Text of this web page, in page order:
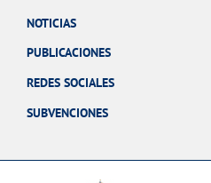
NOTICIAS
PUBLICACIONES
REDES SOCIALES
SUBVENCIONES